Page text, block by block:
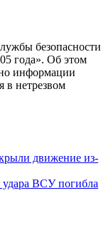
безопасности
года». Об этом
информации
в нетрезвом
движение из-
удара ВСУ погибла